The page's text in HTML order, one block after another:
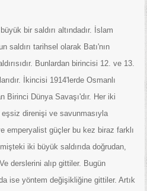
bir saldırı altındadır. İslam
saldırı tarihsel olarak Batı'nın
Bunlardan birincisi 12. ve 13.
İkincisi 1914'lerde Osmanlı
Birinci Dünya Savaşı'dır. Her iki
direnişi ve savunmasıyla
emperyalist güçler bu kez biraz farklı
iki büyük saldırıda doğrudan,
derslerini alıp gittiler. Bugün
ise yöntem değişikliğine gittiler. Artık